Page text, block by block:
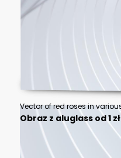
Obraz z aluglass od 1 zł